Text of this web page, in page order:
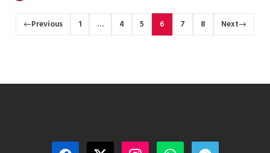
Previous 1 … 4 5 6 7 8 Next